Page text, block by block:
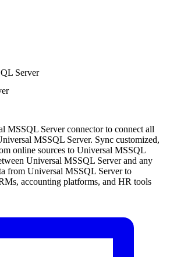
Server
MSSQL Server connector to connect all
MSSQL Server. Sync customized,
online sources to Universal MSSQL
Universal MSSQL Server and any
from Universal MSSQL Server to
accounting platforms, and HR tools